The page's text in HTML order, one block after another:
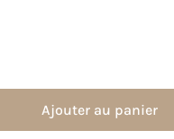
Ajouter au panier